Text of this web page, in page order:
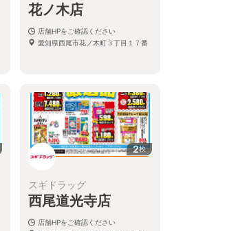
花ノ木店
店舗HPをご確認ください
愛知県西尾市花ノ木町３丁目１７番
2枚
スギドラッグ
西尾道光寺店
店舗HPをご確認ください